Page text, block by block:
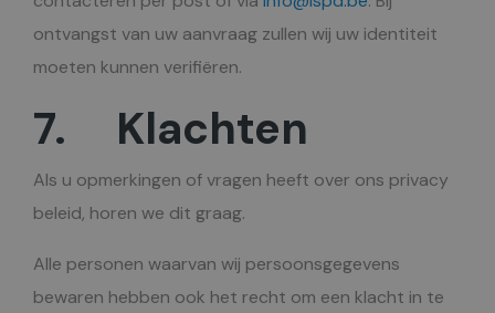
ontvangst van uw aanvraag zullen wij uw identiteit
moeten kunnen verifiëren.
7. Klachten
Als u opmerkingen of vragen heeft over ons privacy
beleid, horen we dit graag.
Alle personen waarvan wij persoonsgegevens
bewaren hebben ook het recht om een klacht in te